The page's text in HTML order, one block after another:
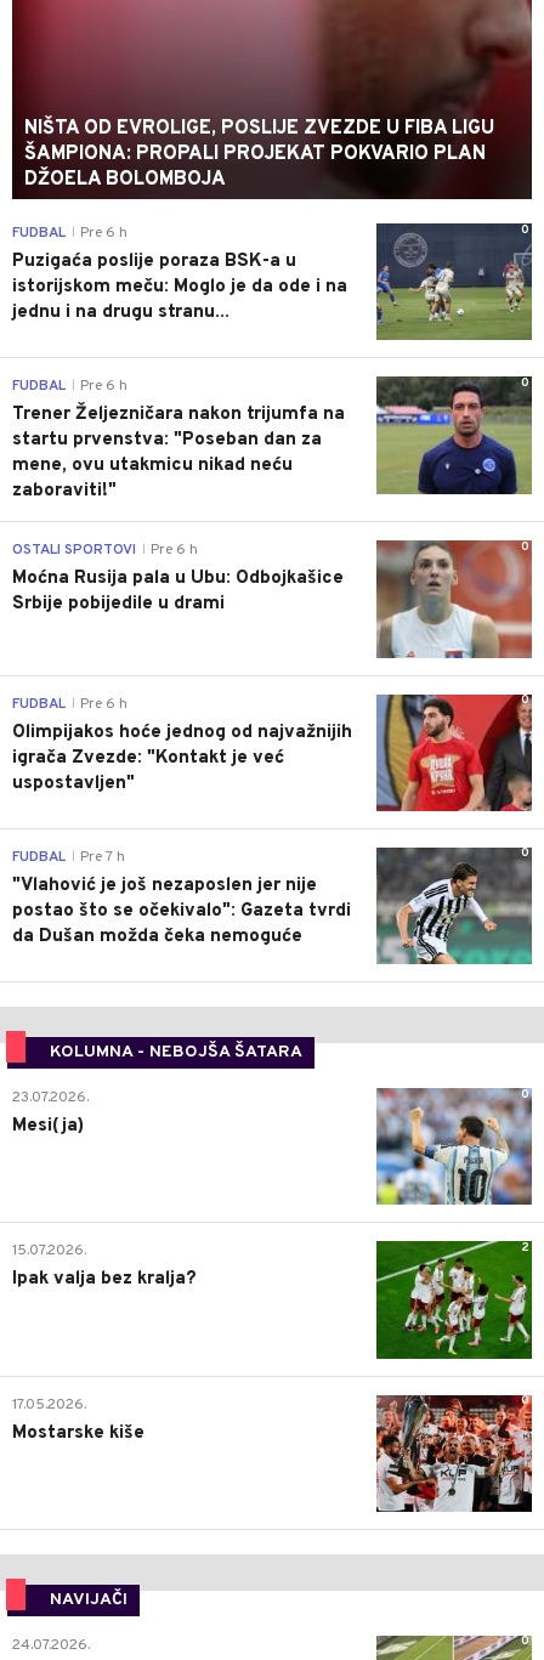
NIŠTA OD EVROLIGE, POSLIJE ZVEZDE U FIBA LIGU
ŠAMPIONA: PROPALI PROJEKAT POKVARIO PLAN
DŽOELA BOLOMBOJA
0
FUDBAL Pre 6 h
Puzigaća poslije poraza BSK-a u
istorijskom meču: Moglo je da ode i na
jednu i na drugu stranu...
0
FUDBAL Pre 6 h
Trener Željezničara nakon trijumfa na
startu prvenstva: "Poseban dan za
mene, ovu utakmicu nikad neću
zaboraviti!"
0
OSTALI SPORTOVI Pre 6 h
Moćna Rusija pala u Ubu: Odbojkašice
Srbije pobijedile u drami
0
FUDBAL Pre 6 h
Olimpijakos hoće jednog od najvažnijih
igrača Zvezde: "Kontakt je već
uspostavljen"
0
FUDBAL Pre 7 h
"Vlahović je još nezaposlen jer nije
postao što se očekivalo": Gazeta tvrdi
da Dušan možda čeka nemoguće
KOLUMNA - NEBOJŠA ŠATARA
0
23.07.2026.
Mesi(ja)
2
15.07.2026.
Ipak valja bez kralja?
0
17.05.2026.
Mostarske kiše
NAVIJAČI
0
24.07.2026.